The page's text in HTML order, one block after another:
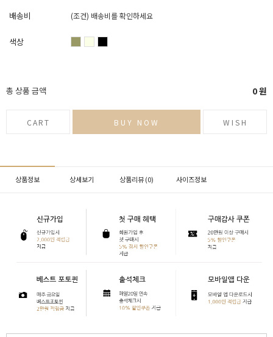
배송비 (조건) 배송비를 확인하세요
색상
총 상품 금액 0원
CART BUY NOW WISH
상품정보 상세보기 상품리뷰 (0) 사이즈정보